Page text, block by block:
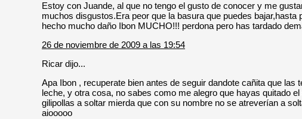
Estoy con Juande, al que no tengo el gusto de conocer y me
muchos disgustos.Era peor que la basura que puedes
hecho mucho daño Ibon MUCHO!!! perdona pero has tardado
26 de noviembre de 2009 a las 19:54
Ricar dijo...
Apa Ibon , recuperate bien antes de seguir dandote cañita que
leche, y otra cosa, no sabes como me alegro que hayas quitado
gilipollas a soltar mierda que con su nombre no se atreverían a
aiooooo